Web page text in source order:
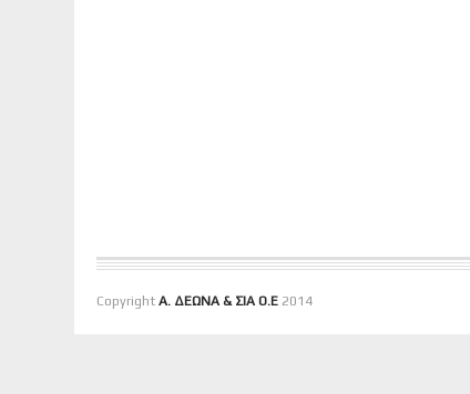
Copyright Α. ΔΕΩΝΑ & ΣΙΑ Ο.Ε 2014